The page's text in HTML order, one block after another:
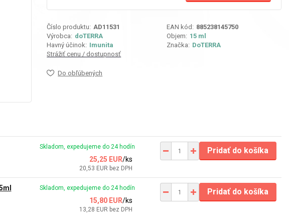
Číslo produktu: AD11531 EAN kód: 885238145750
Výrobca: doTERRA Objem: 15 ml
Havný účinok: Imunita Značka: DoTERRA
Strážiť cenu / dostupnosť
Do obľúbených
25,25 EUR/ks
20,53 EUR bez DPH
Skladom, expedujeme do 24 hodín Pridať do košíka
15,80 EUR/ks
13,28 EUR bez DPH
Skladom, expedujeme do 24 hodín Pridať do košíka